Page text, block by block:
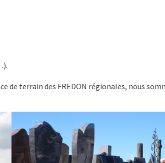
terrain des FREDON régionales, nous